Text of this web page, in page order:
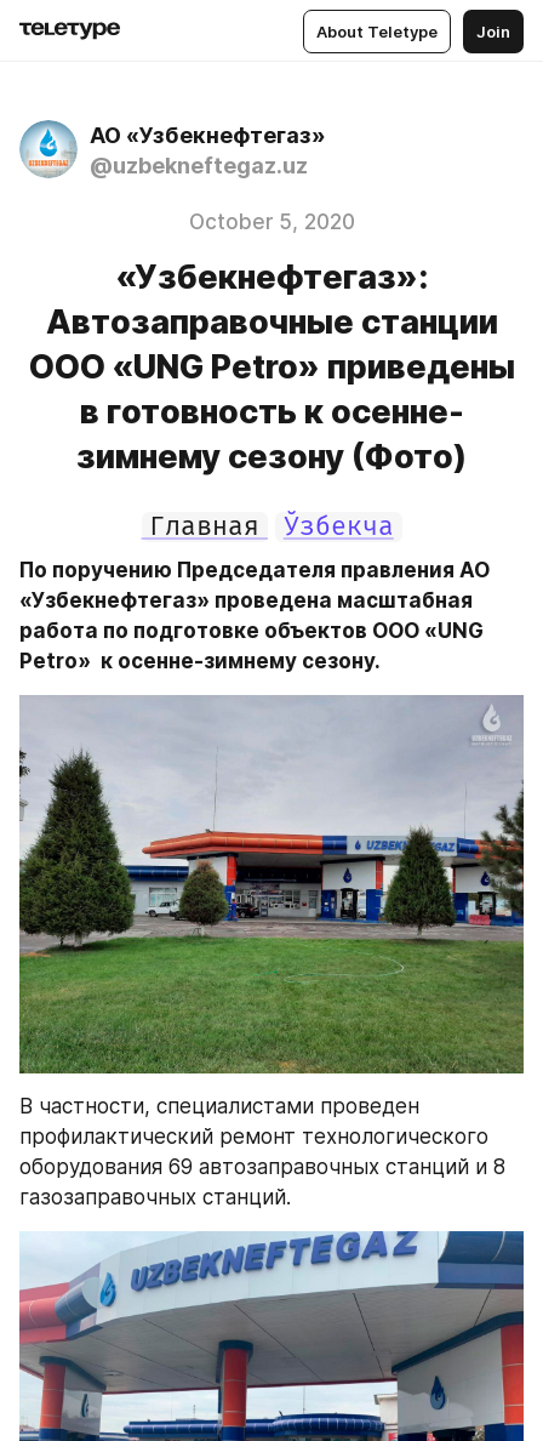
About Teletype Join
АО «Узбекнефтегаз»
@uzbekneftegaz.uz
October 5, 2020
«Узбекнефтегаз»:
Автозаправочные станции
ООО «UNG Petro» приведены
в готовность к осенне-
зимнему сезону (Фото)
Главная Ўзбекча
По поручению Председателя правления АО
«Узбекнефтегаз» проведена масштабная
работа по подготовке объектов ООО «UNG
Petro»  к осенне-зимнему сезону.
В частности, специалистами проведен
профилактический ремонт технологического
оборудования 69 автозаправочных станций и 8
газозаправочных станций.